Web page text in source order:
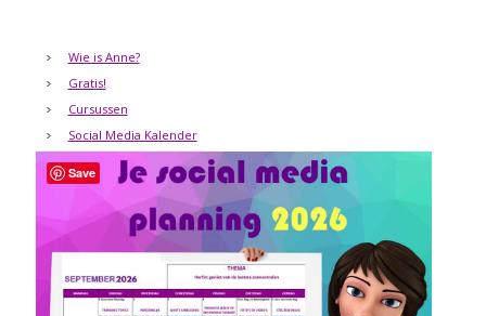
Wie is Anne?
Gratis!
Cursussen
Social Media Kalender
Save